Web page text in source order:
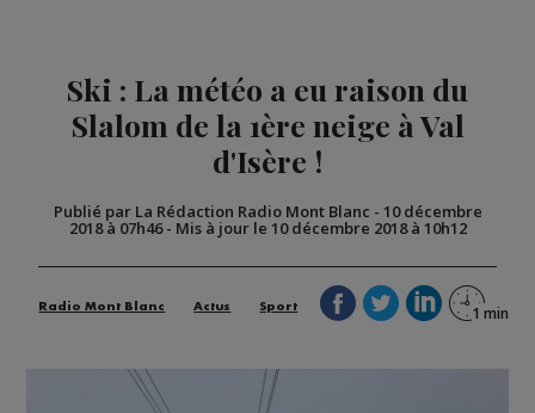
Ski : La météo a eu raison du
Slalom de la 1ère neige à Val
d'Isère !
Publié par La Rédaction Radio Mont Blanc - 10 décembre
2018 à 07h46- Mis à jour le 10 décembre 2018 à 10h12
Radio Mont Blanc Actus Sport